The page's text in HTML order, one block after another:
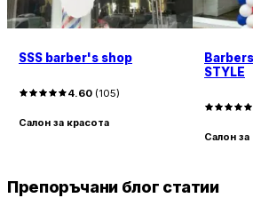
SSS barber's shop
4.60 (105)
Салон за красота
STYLE
Салон за
Препоръчани блог статии